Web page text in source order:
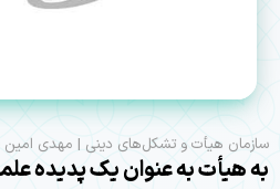
سازمان هیأت و تشکل‌های دینی | مهدی
به هیأت به عنوان یک پدیده